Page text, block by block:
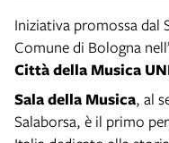
Iniziativa promossa dal
Comune di Bologna
Città della Musica
Sala della Musica, al
Salaborsa, è il primo